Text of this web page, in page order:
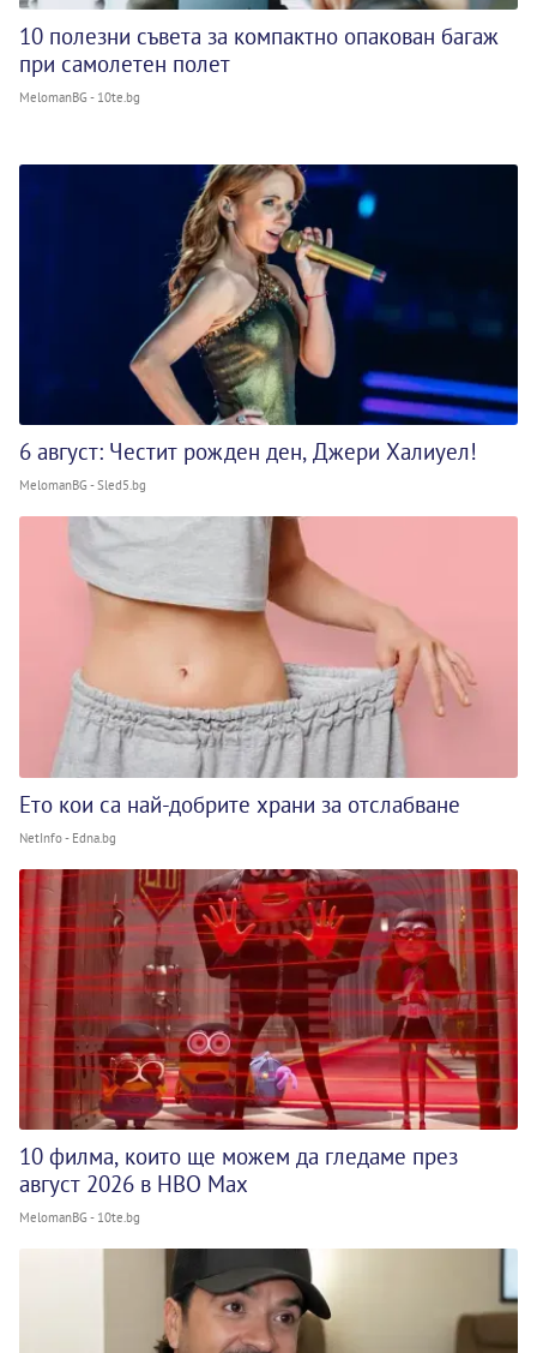
10 полезни съвета за компактно опакован багаж
при самолетен полет
MelomanBG - 10te.bg
6 август: Честит рожден ден, Джери Халиуел!
MelomanBG - Sled5.bg
Ето кои са най-добрите храни за отслабване
NetInfo - Edna.bg
10 филма, които ще можем да гледаме през
август 2026 в HBO Max
MelomanBG - 10te.bg